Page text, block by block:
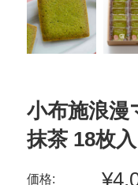
小布施浪漫
抹茶 18枚入
価格: